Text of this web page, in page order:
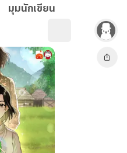
มุมนักเขียน